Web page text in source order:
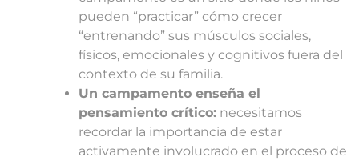
pueden “practicar” cómo crecer
“entrenando” sus músculos sociales,
físicos, emocionales y cognitivos fuera del
contexto de su familia.
Un campamento enseña el
pensamiento crítico: necesitamos
recordar la importancia de estar
activamente involucrado en el proceso de